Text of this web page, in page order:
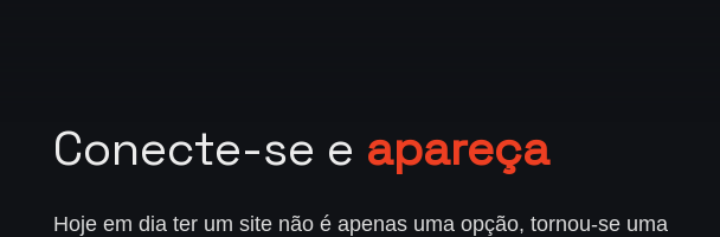
Conecte-se e apareça
Hoje em dia ter um site não é apenas uma opção, tornou-se uma